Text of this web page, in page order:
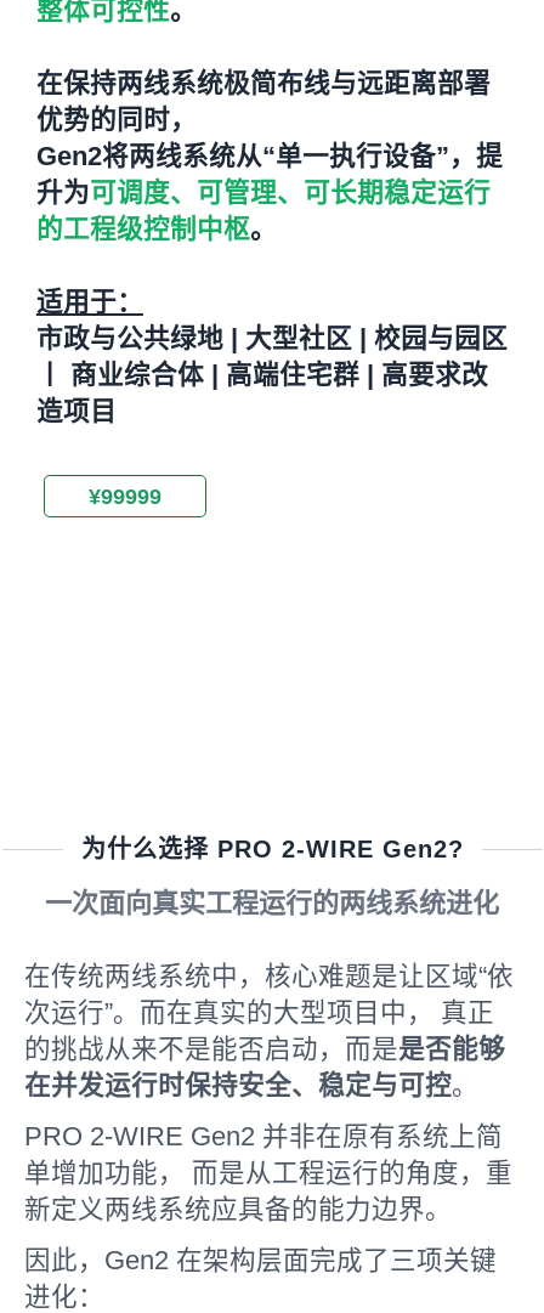
整体可控性。
在保持两线系统极简布线与远距离部署
优势的同时，
Gen2将两线系统从“单一执行设备”，提
升为可调度、可管理、可长期稳定运行
的工程级控制中枢。
适用于：
市政与公共绿地 | 大型社区 | 校园与园区
丨 商业综合体 | 高端住宅群 | 高要求改
造项目
¥99999
为什么选择 PRO 2-WIRE Gen2?
一次面向真实工程运行的两线系统进化
在传统两线系统中，核心难题是让区域“依
次运行”。而在真实的大型项目中， 真正
的挑战从来不是能否启动，而是是否能够
在并发运行时保持安全、稳定与可控。
PRO 2-WIRE Gen2 并非在原有系统上简
单增加功能， 而是从工程运行的角度，重
新定义两线系统应具备的能力边界。
因此，Gen2 在架构层面完成了三项关键
进化：